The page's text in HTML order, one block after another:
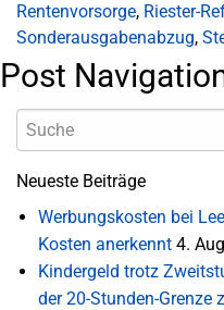
Rentenvorsorge, Riester-
Sonderausgabenabzug,
Post
Neueste Beiträge
Werbungskosten bei
Kosten anerkennt 4.
Kindergeld trotz
der 20-Stunden-Grenze